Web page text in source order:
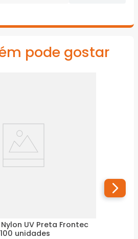
pode gostar
UV Preta Frontec
unidades